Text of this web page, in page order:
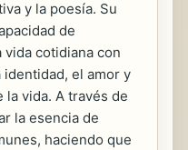
y la poesía. Su
de
cotidiana con
el amor y
la vida. A través de
la esencia de
haciendo que